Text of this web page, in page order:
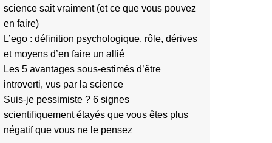
science sait vraiment (et ce que vous pouvez
en faire)
L’ego : définition psychologique, rôle, dérives
et moyens d’en faire un allié
Les 5 avantages sous-estimés d’être
introverti, vus par la science
Suis-je pessimiste ? 6 signes
scientifiquement étayés que vous êtes plus
négatif que vous ne le pensez